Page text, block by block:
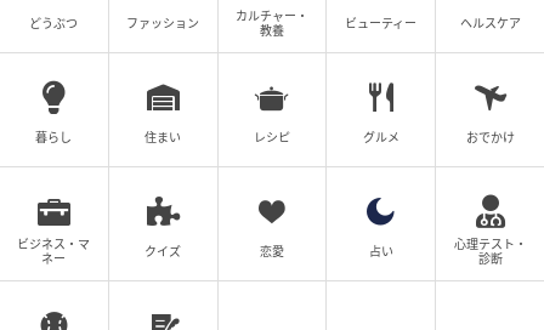
どうぶつ ファッション
カルチャー・
教養
ビューティー ヘルスケア
暮らし 住まい レシピ グルメ おでかけ
ビジネス・マ
ネー
クイズ 恋愛 占い
心理テスト・
診断